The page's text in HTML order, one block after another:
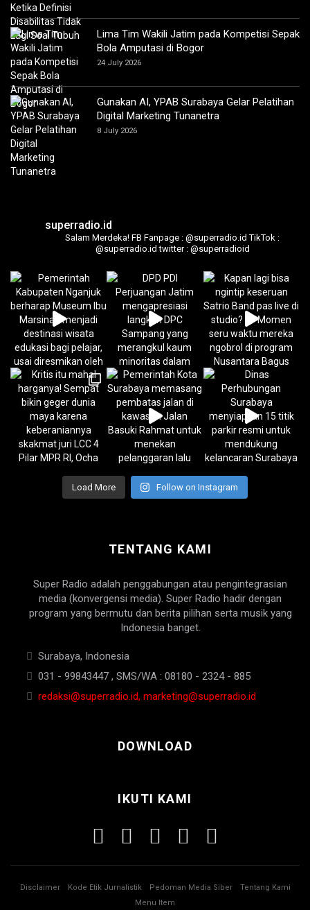
Lima Tim Wakili Jatim pada Kompetisi Sepak
Bola Amputasi di Bogor
24 July 2026
Gunakan AI, YPAB Surabaya Gelar Pelatihan
Digital Marketing Tunanetra
8 July 2026
superradio.id
Salam Merdeka! FB Fanpage : @superradio.id TikTok :
@superradio.id twitter : @superradioid
Load More Follow on Instagram
TENTANG KAMI
Super Radio adalah penggabungan atau pengintegrasian
media (konvergensi media). Super Radio hadir dengan
program yang bermutu dan berita pilihan serta musik yang
Indonesia banget.
Surabaya, Indonesia
031 - 99843447 , SMS/WA : 08180 - 2324 - 885
redaksi@superradio.id, marketing@superradio.id
DOWNLOAD
IKUTI KAMI
Disclaimer Kode Etik Jurnalistik Pedoman Media Siber
Tentang Kami
Menu Item